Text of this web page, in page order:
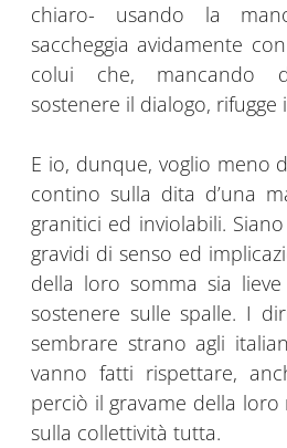
chiaro- usando la
saccheggia avidamente
colui che, mancando
sostenere il dialogo,
E io, dunque, voglio meno
contino sulla dita d’una
granitici ed inviolabili.
gravidi di senso ed
della loro somma sia
sostenere sulle spalle. I
sembrare strano agli
vanno fatti rispettare,
perciò il gravame della loro
sulla collettività tutta.